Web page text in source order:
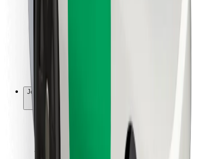
Ruokaläheteille
Fleet Ownereille
Ravintoloille
Bolt for Business
Jotain muuta
Tavarantoimittajille
Ehdot